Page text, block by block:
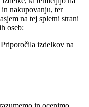
in nakupovanju, ter
na tej spletni strani
oseb:
izdelkov na